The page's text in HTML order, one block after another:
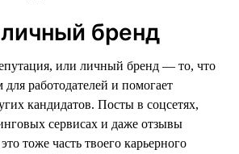
бренд
или личный бренд — то, что
для работодателей и помогает
кандидатов. Посты в соцсетях,
сервисах и даже отзывы
тоже часть твоего карьерного